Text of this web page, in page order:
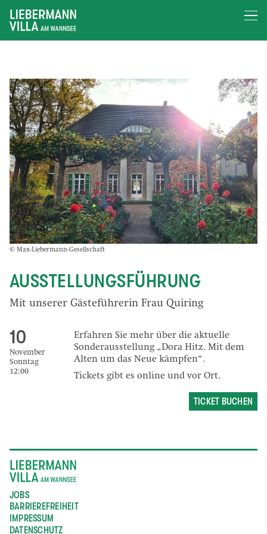
© Max-Liebermann-Gesellschaft
AUSSTELLUNGSFÜHRUNG
Mit unserer Gästeführerin Frau Quiring
Erfahren Sie mehr über die aktuelle
Sonderausstellung „Dora Hitz. Mit dem
Alten um das Neue kämpfen“.
Tickets gibt es online und vor Ort.
10
November
Sonntag
12:00
TICKET BUCHEN
JOBS
BARRIEREFREIHEIT
IMPRESSUM
DATENSCHUTZ